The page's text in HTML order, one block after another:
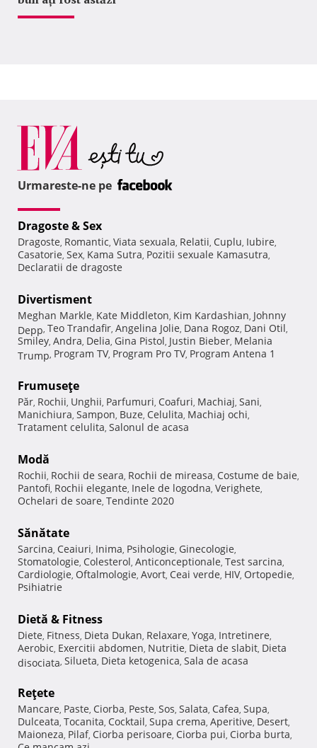
Urmareste-ne pe
Dragoste & Sex
Dragoste, Romantic, Viata sexuala, Relatii, Cuplu, Iubire,
Casatorie, Sex, Kama Sutra, Pozitii sexuale Kamasutra,
Declaratii de dragoste
Divertisment
Meghan Markle, Kate Middleton, Kim Kardashian, Johnny
Depp, Teo Trandafir, Angelina Jolie, Dana Rogoz, Dani Otil,
Smiley, Andra, Delia, Gina Pistol, Justin Bieber, Melania
Trump, Program TV, Program Pro TV, Program Antena 1
Frumuseţe
Păr, Rochii, Unghii, Parfumuri, Coafuri, Machiaj, Sani,
Manichiura, Sampon, Buze, Celulita, Machiaj ochi,
Tratament celulita, Salonul de acasa
Modă
Rochii, Rochii de seara, Rochii de mireasa, Costume de baie,
Pantofi, Rochii elegante, Inele de logodna, Verighete,
Ochelari de soare, Tendinte 2020
Sănătate
Sarcina, Ceaiuri, Inima, Psihologie, Ginecologie,
Stomatologie, Colesterol, Anticonceptionale, Test sarcina,
Cardiologie, Oftalmologie, Avort, Ceai verde, HIV, Ortopedie,
Psihiatrie
Dietă & Fitness
Diete, Fitness, Dieta Dukan, Relaxare, Yoga, Intretinere,
Aerobic, Exercitii abdomen, Nutritie, Dieta de slabit, Dieta
disociata, Silueta, Dieta ketogenica, Sala de acasa
Reţete
Mancare, Paste, Ciorba, Peste, Sos, Salata, Cafea, Supa,
Dulceata, Tocanita, Cocktail, Supa crema, Aperitive, Desert,
Maioneza, Pilaf, Ciorba perisoare, Ciorba pui, Ciorba burta,